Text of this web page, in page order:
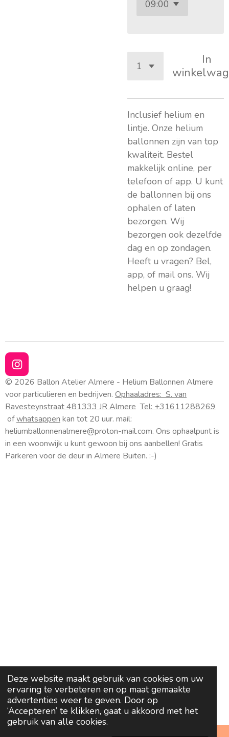
Deze website maakt gebruik van cookies om uw
ervaring te verbeteren en op maat gemaakte
advertenties weer te geven. Door op
‘Accepteren’ te klikken, gaat u akkoord met het
gebruik van alle cookies.
In
Inclusief helium en
lintje. Onze helium
ballonnen zijn van top
kwaliteit. Bestel
makkelijk online, per
telefoon of app. U kunt
de ballonnen bij ons
ophalen of laten
bezorgen. Wij
bezorgen ook dezelfde
dag en op zondagen.
Heeft u vragen? Bel,
app, of mail ons. Wij
helpen u graag!
I
n
s
t
a
g
r
a
m
© 2026 Ballon Atelier Almere - Helium Ballonnen Almere
voor particulieren en bedrijven. Ophaaladres: S. van
Ravesteynstraat 481333 JR Almere Tel: +31611288269
ofwhatsappen kan tot 20 uur. mail:
heliumballonnenalmere@proton-mail.com. Ons ophaalpunt is
in een woonwijk u kunt gewoon bij ons aanbellen! Gratis
Parkeren voor de deur in Almere Buiten. :-)